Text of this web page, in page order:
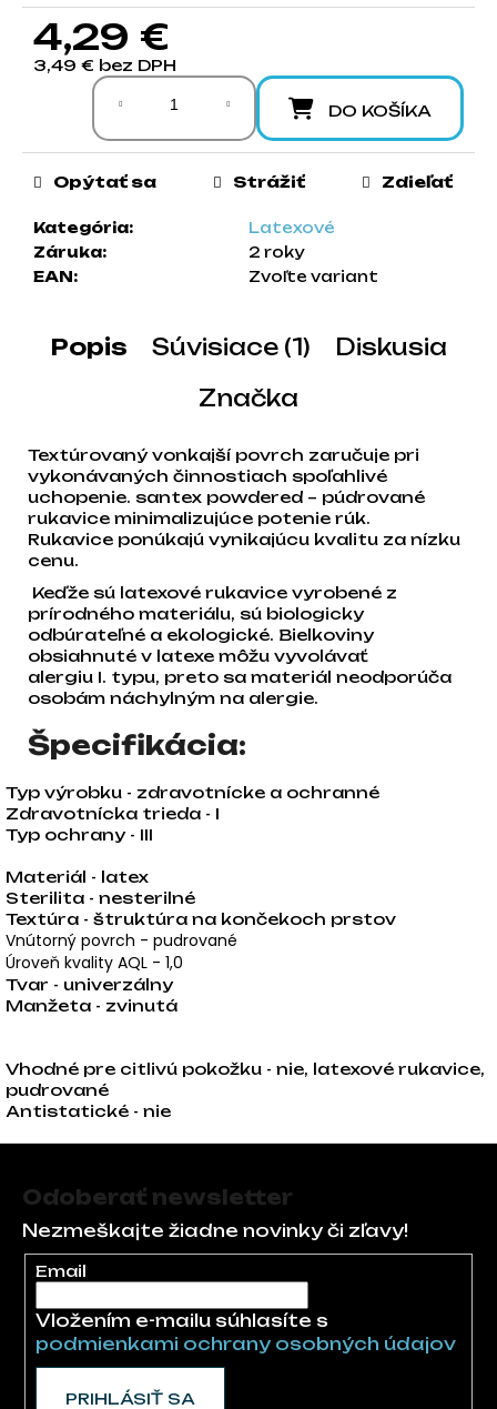
4,29 €
3,49 € bez DPH
Jednotková cena:
DO KOŠÍKA
Kategória:
Latexové
Záruka:
2 roky
EAN: Zvoľte variant
Opýtať sa Strážiť Zdieľať
Popis Súvisiace (1)
Diskusia
Značka
Textúrovaný vonkajší povrch zaručuje pri
vykonávaných činnostiach spoľahlivé
uchopenie. santex powdered – púdrované
rukavice minimalizujúce potenie rúk.
Rukavice ponúkajú vynikajúcu kvalitu za nízku
cenu.
Keďže sú latexové rukavice vyrobené z
prírodného materiálu, sú biologicky
odbúrateľné a ekologické. Bielkoviny
obsiahnuté v latexe môžu vyvolávať
alergiu I. typu, preto sa materiál neodporúča
osobám náchylným na alergie.
Špecifikácia:
Typ výrobku - zdravotnícke a ochranné
Zdravotnícka trieda - I
Typ ochrany - III
Materiál - latex
Sterilita - nesterilné
Textúra - štruktúra na končekoch prstov
Vnútorný povrch - pudrované
Úroveň kvality AQL - 1,0
Tvar - univerzálny
Manžeta - zvinutá
Vhodné pre citlivú pokožku - nie, latexové rukavice,
pudrované
Antistatické - nie
Odoberať newsletter
Nezmeškajte žiadne novinky či zľavy!
Email
Vložením e-mailu súhlasíte s
podmienkami ochrany osobných údajov
PRIHLÁSIŤ SA